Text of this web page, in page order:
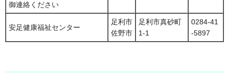
御連絡ください
安足健康福祉センター
足利市
佐野市
足利市真砂町
1-1
0284-41
-5897